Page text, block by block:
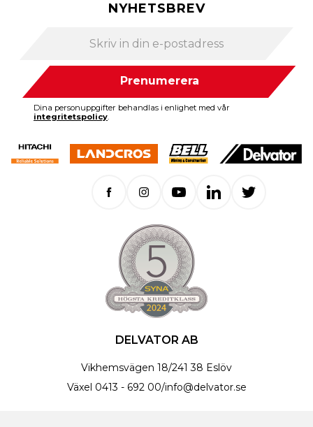
NYHETSBREV
Prenumerera
Dina personuppgifter behandlas i enlighet med vår
integritetspolicy.
DELVATOR AB
Vikhemsvägen 18/241 38 Eslöv
Växel 0413 - 692 00/info@delvator.se